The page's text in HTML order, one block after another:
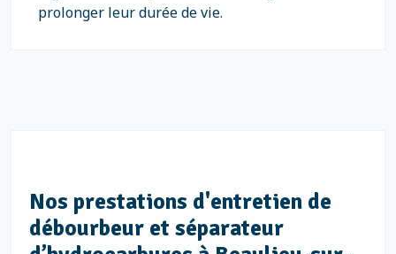
prolonger leur durée de vie.
Nos prestations d'entretien de
débourbeur et séparateur